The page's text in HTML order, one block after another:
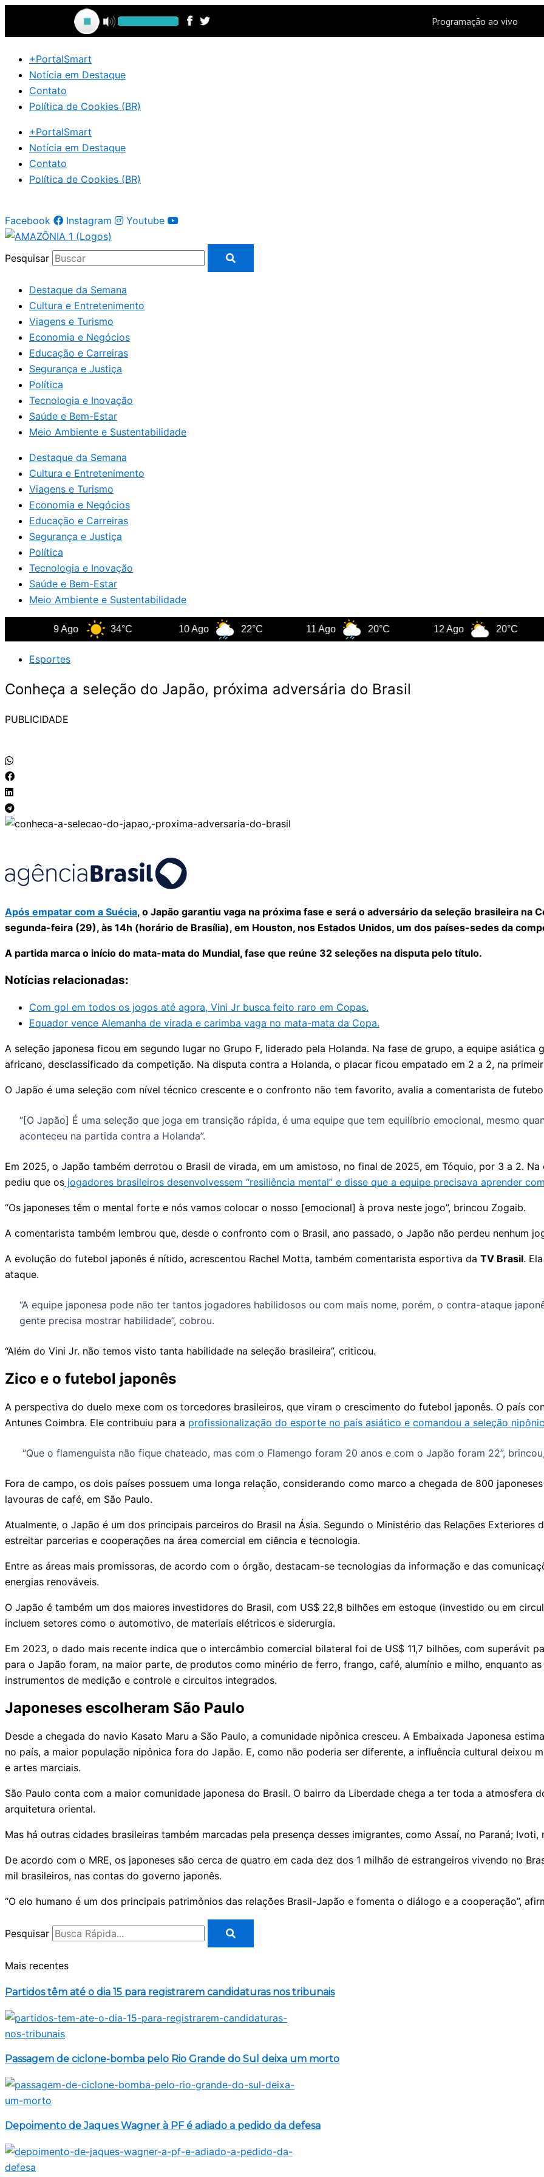
Ir
o
conteúdo+PortalSmart
Notícia em Destaque
Contato
Política de Cookies (BR)
+PortalSmart
Notícia em Destaque
Contato
Política de Cookies (BR)
Facebook Instagram Youtube
Pesquisar
Destaque da Semana
Cultura e Entretenimento
Viagens e Turismo
Economia e Negócios
Educação e Carreiras
Segurança e Justiça
Política
Tecnologia e Inovação
Saúde e Bem-Estar
Meio Ambiente e Sustentabilidade
Destaque da Semana
Cultura e Entretenimento
Viagens e Turismo
Economia e Negócios
Educação e Carreiras
Segurança e Justiça
Política
Tecnologia e Inovação
Saúde e Bem-Estar
Meio Ambiente e Sustentabilidade
34°C 10 Ago 22°C 11 Ago 20°C 12 Ago 20°C
Esportes
Conheça a seleção do Japão, próxima adversária do Brasil
PUBLICIDADE
Após empatar com a Suécia, o Japão garantiu vaga na próxima fase e será o adversário da seleção brasileira na
segunda-feira (29), às 14h (horário de Brasília), em Houston, nos Estados Unidos, um dos países-sedes da
A partida marca o início do mata-mata do Mundial, fase que reúne 32 seleções na disputa pelo título.
Notícias relacionadas:
Com gol em todos os jogos até agora, Vini Jr busca feito raro em Copas.
Equador vence Alemanha de virada e carimba vaga no mata-mata da Copa.
A seleção japonesa ficou em segundo lugar no Grupo F, liderado pela Holanda. Na fase de grupo, a equipe
africano, desclassificado da competição. Na disputa contra a Holanda, o placar ficou empatado em 2 a 2, na
O Japão é uma seleção com nível técnico crescente e o confronto não tem favorito, avalia a comentarista de
“[O Japão] É uma seleção que joga em transição rápida, é uma equipe que tem equilíbrio emocional, mesmo
aconteceu na partida contra a Holanda”.
Em 2025, o Japão também derrotou o Brasil de virada, em um amistoso, no final de 2025, em Tóquio, por 3 a 2.
pediu que os jogadores brasileiros desenvolvessem “resiliência mental” e disse que a equipe precisava aprender
“Os japoneses têm o mental forte e nós vamos colocar o nosso [emocional] à prova neste jogo”, brincou Zogaib.
A comentarista também lembrou que, desde o confronto com o Brasil, ano passado, o Japão não perdeu nenhum
A evolução do futebol japonês é nítido, acrescentou Rachel Motta, também comentarista esportiva da TV Brasil.
ataque.
“A equipe japonesa pode não ter tantos jogadores habilidosos ou com mais nome, porém, o contra-ataque
gente precisa mostrar habilidade”, cobrou.
“Além do Vini Jr. não temos visto tanta habilidade na seleção brasileira”, criticou.
Zico e o futebol japonês
A perspectiva do duelo mexe com os torcedores brasileiros, que viram o crescimento do futebol japonês. O país
Antunes Coimbra. Ele contribuiu para a profissionalização do esporte no país asiático e comandou a seleção
“Que o flamenguista não fique chateado, mas com o Flamengo foram 20 anos e com o Japão foram 22”,
Fora de campo, os dois países possuem uma longa relação, considerando como marco a chegada de 800
lavouras de café, em São Paulo.
Atualmente, o Japão é um dos principais parceiros do Brasil na Ásia. Segundo o Ministério das Relações Exteriores
estreitar parcerias e cooperações na área comercial em ciência e tecnologia.
Entre as áreas mais promissoras, de acordo com o órgão, destacam-se tecnologias da informação e das
energias renováveis.
O Japão é também um dos maiores investidores do Brasil, com US$ 22,8 bilhões em estoque (investido ou em
incluem setores como o automotivo, de materiais elétricos e siderurgia.
Em 2023, o dado mais recente indica que o intercâmbio comercial bilateral foi de US$ 11,7 bilhões, com superávit
para o Japão foram, na maior parte, de produtos como minério de ferro, frango, café, alumínio e milho, enquanto
instrumentos de medição e controle e circuitos integrados.
Japoneses escolheram São Paulo
Desde a chegada do navio Kasato Maru a São Paulo, a comunidade nipônica cresceu. A Embaixada Japonesa
no país, a maior população nipônica fora do Japão. E, como não poderia ser diferente, a influência cultural deixou
e artes marciais.
São Paulo conta com a maior comunidade japonesa do Brasil. O bairro da Liberdade chega a ter toda a atmosfera
arquitetura oriental.
Mas há outras cidades brasileiras também marcadas pela presença desses imigrantes, como Assaí, no Paraná; Ivoti,
De acordo com o MRE, os japoneses são cerca de quatro em cada dez dos 1 milhão de estrangeiros vivendo no
mil brasileiros, nas contas do governo japonês.
“O elo humano é um dos principais patrimônios das relações Brasil-Japão e fomenta o diálogo e a cooperação”,
Pesquisar
Mais recentes
Partidos têm até o dia 15 para registrarem candidaturas nos tribunais
Passagem de ciclone-bomba pelo Rio Grande do Sul deixa um morto
Depoimento de Jaques Wagner à PF é adiado a pedido da defesa